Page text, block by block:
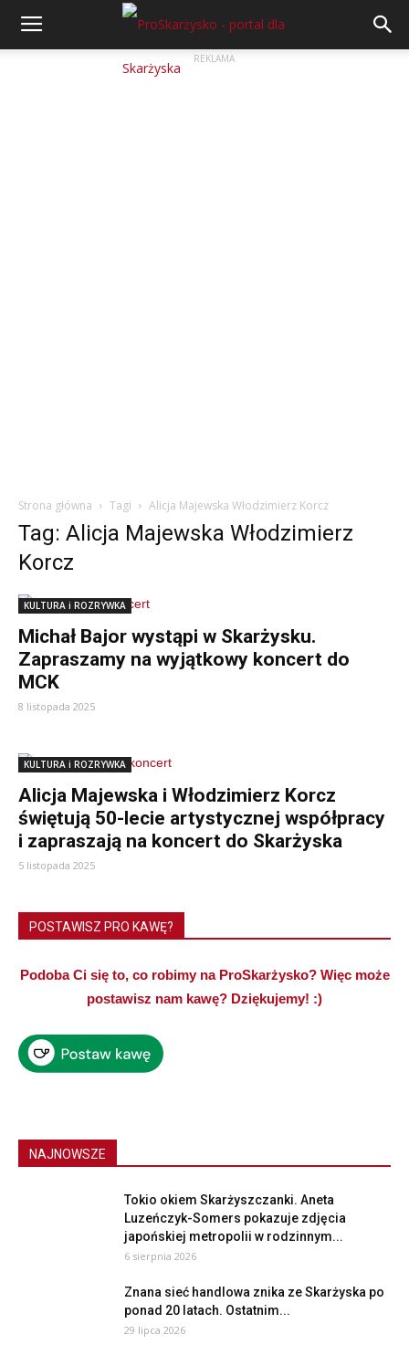
REKLAMA
Strona główna Tagi Alicja Majewska Włodzimierz Korcz
Tag: Alicja Majewska Włodzimierz
Korcz
KULTURA i ROZRYWKA
Michał Bajor wystąpi w Skarżysku.
Zapraszamy na wyjątkowy koncert do
MCK
8 listopada 2025
KULTURA i ROZRYWKA
Alicja Majewska i Włodzimierz Korcz
świętują 50-lecie artystycznej współpracy
i zapraszają na koncert do Skarżyska
5 listopada 2025
POSTAWISZ PRO KAWĘ?
Podoba Ci się to, co robimy na ProSkarżysko? Więc może
postawisz nam kawę? Dziękujemy! :)
NAJNOWSZE
Tokio okiem Skarżyszczanki. Aneta
Luzeńczyk-Somers pokazuje zdjęcia
japońskiej metropolii w rodzinnym...
6 sierpnia 2026
Znana sieć handlowa znika ze Skarżyska po
ponad 20 latach. Ostatnim...
29 lipca 2026